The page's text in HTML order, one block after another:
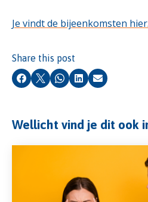
Je vindt de bijeenkomsten hier.
Share this post
Facebook
X Whatsapp
LinkedIn
Email
Wellicht vind je dit ook